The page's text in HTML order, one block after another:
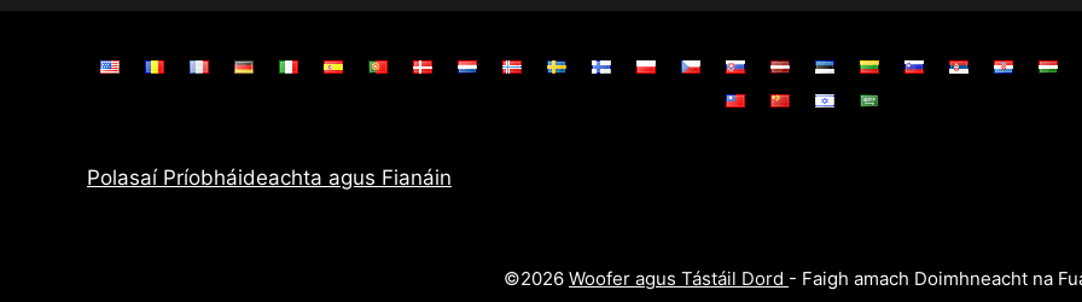
Polasaí Príobháideachta agus Fianáin
©2026 Woofer agus Tástáil Dord - Faigh amach Doimhneacht na